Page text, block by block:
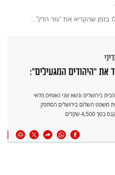
שהקריא את “גזר הדין”…